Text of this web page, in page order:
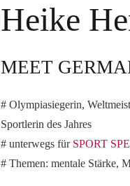
Heike
MEET
# Olympiasiegerin,
Sportlerin des Jahres
# unterwegs für SPORT
# Themen: mentale Stärke,